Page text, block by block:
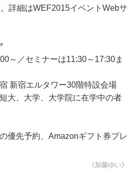
詳細はWEF2015イベントWebサ
～／セミナーは11:30～17:30ま
新宿エルタワー30階特設会場
大、大学、大学院に在学中の者
優先予約、Amazonギフト券プレ
《加藤ゆい》